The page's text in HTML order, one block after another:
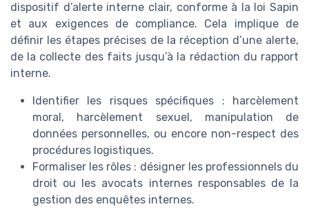
dispositif d’alerte interne clair, conforme à la loi Sapin
et aux exigences de compliance. Cela implique de
définir les étapes précises de la réception d’une alerte,
de la collecte des faits jusqu’à la rédaction du rapport
interne.
Identifier les risques spécifiques : harcèlement
moral, harcèlement sexuel, manipulation de
données personnelles, ou encore non-respect des
procédures logistiques.
Formaliser les rôles : désigner les professionnels du
droit ou les avocats internes responsables de la
gestion des enquêtes internes.